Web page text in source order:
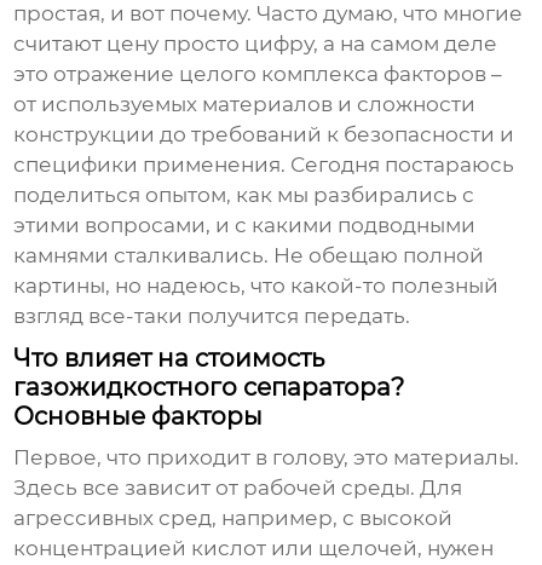
простая, и вот почему. Часто думаю, что многие
считают цену просто цифру, а на самом деле
это отражение целого комплекса факторов –
от используемых материалов и сложности
конструкции до требований к безопасности и
специфики применения. Сегодня постараюсь
поделиться опытом, как мы разбирались с
этими вопросами, и с какими подводными
камнями сталкивались. Не обещаю полной
картины, но надеюсь, что какой-то полезный
взгляд все-таки получится передать.
Что влияет на стоимость
газожидкостного сепаратора?
Основные факторы
Первое, что приходит в голову, это материалы.
Здесь все зависит от рабочей среды. Для
агрессивных сред, например, с высокой
концентрацией кислот или щелочей, нужен